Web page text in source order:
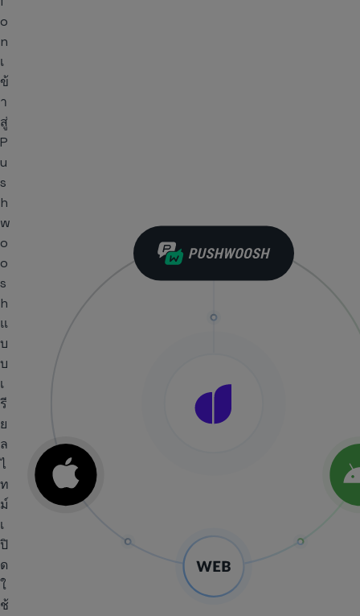
o
n
เ
ข้
า
สู่
P
u
s
h
w
o
o
s
h
แ
บ
บ
เ
รี
ย
ล
ไ
ท
ม์
เ
ปิ
ด
ใ
ช้